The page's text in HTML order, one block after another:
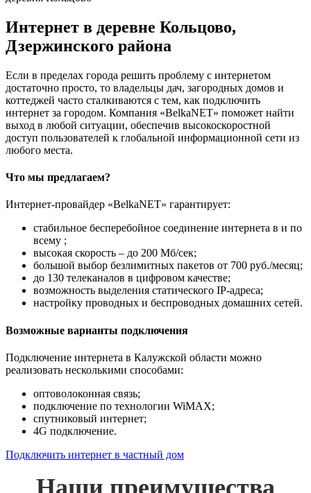
Интернет в деревне Кольцово,
Дзержинского района
Если в пределах города решить проблему с интернетом
достаточно просто, то владельцы дач, загородных домов и
коттеджей часто сталкиваются с тем, как подключить
интернет за городом. Компания «BelkaNET» поможет найти
выход в любой ситуации, обеспечив высокоскоростной
доступ пользователей к глобальной информационной сети из
любого места.
Что мы предлагаем?
Интернет-провайдер «BelkaNET» гарантирует:
стабильное бесперебойное соединение интернета в и по
всему ;
высокая скорость – до 200 Мб/сек;
большой выбор безлимитных пакетов от 700 руб./месяц;
до 130 телеканалов в цифровом качестве;
возможность выделения статического IP-адреса;
настройку проводных и беспроводных домашних сетей.
Возможные варианты подключения
Подключение интернета в Калужской области можно
реализовать несколькими способами:
оптоволоконная связь;
подключение по технологии WiMAX;
спутниковый интернет;
4G подключение.
Подключить интернет в частный дом
Наши преимущества